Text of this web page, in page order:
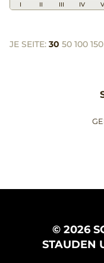
I II III IV V
JE SEITE: 30 50 100 150
© 2026
STAUDEN